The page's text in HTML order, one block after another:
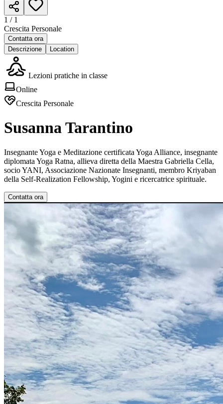
1 / 1
Crescita Personale
Contatta ora
Descrizione
Location
Lezioni pratiche in classe
Online
Crescita Personale
Susanna Tarantino
Insegnante Yoga e Meditazione certificata Yoga Alliance, insegnante
diplomata Yoga Ratna, allieva diretta della Maestra Gabriella Cella,
socio YANI, Associazione Nazionate Insegnanti, membro Kriyaban
della Self-Realization Fellowship, Yogini e ricercatrice spirituale.
Contatta ora